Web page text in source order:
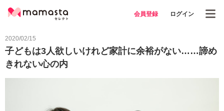
会員登録 ログイン
2020/02/15
子どもは3人欲しいけれど家計に余裕がない……諦め
きれない心の内